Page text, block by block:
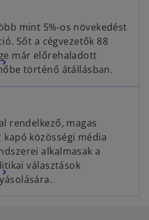
mint 5%-os növekedést
Sőt a cégvezetők 88
már előrehaladott
történő átállásban.
rendelkező, magas
közösségi média
alkalmasak a
választások